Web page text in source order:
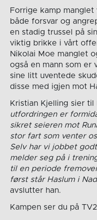
Forrige kamp
både forsvar og
en stadig trussel på
viktig brikke i vårt
Nikolai Moe manglet
også en mann som er
sine litt uventede
disse med igjen mot
Kristian Kjelling sier til
utfordringen er
sikret seieren mot
stor fart som venter
Selv har vi jobbet
melder seg på i
til en periode
først står Haslum i
avslutter han.
Kampen ser du på